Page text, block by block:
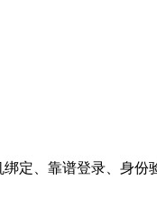
定、靠谱登录、身份